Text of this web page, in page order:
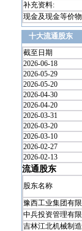
补充资料:
现金及现金等价
十大流通股东
截至日期
2026-06-18
2026-05-29
2026-05-20
2026-04-30
2026-04-20
2026-03-31
2026-03-20
2026-03-10
2026-02-27
2026-02-13
流通股东
股东名称
豫西工业集团有限
中兵投资管理有
吉林江北机械制